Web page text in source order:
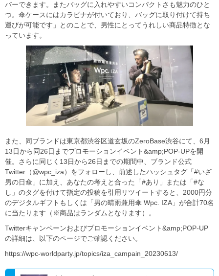
バーできます。またバッグに入れやすいコンパクトさも魅力のひと
つ。傘ケースにはカラビナが付いており、バッグに取り付けて持ち
運びが可能です」とのことで、男性にとってうれしい商品特徴とな
っています。
また、同ブランドは東京都渋谷区道玄坂のZeroBase渋谷にて、6月
13日から同26日までプロモーションイベント&amp;POP-UPを開
催。さらに同じく13日から26日までの期間中、ブランド公式
Twitter（@wpc_iza）をフォローし、前述したハッシュタグ「#いざ
男の日傘」に加え、あなたの考えと合った「#あり」または「#な
し」のタグを付けて指定の投稿を引用リツイートすると、2000円分
のデジタルギフトもしくは「男の晴雨兼用傘 Wpc. IZA」が合計70名
に当たります（※商品はランダムとなります）。
Twitterキャンペーンおよびプロモーションイベント&amp;POP-UP
の詳細は、以下のページでご確認ください。
https://wpc-worldparty.jp/topics/iza_campain_20230613/